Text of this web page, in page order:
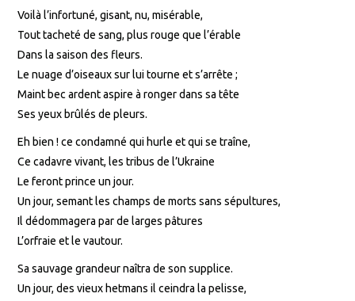
Voilà l’infortuné, gisant, nu, misérable,
Tout tacheté de sang, plus rouge que l’érable
Dans la saison des fleurs.
Le nuage d’oiseaux sur lui tourne et s’arrête ;
Maint bec ardent aspire à ronger dans sa tête
Ses yeux brûlés de pleurs.
Eh bien ! ce condamné qui hurle et qui se traîne,
Ce cadavre vivant, les tribus de l’Ukraine
Le feront prince un jour.
Un jour, semant les champs de morts sans sépultures,
Il dédommagera par de larges pâtures
L’orfraie et le vautour.
Sa sauvage grandeur naîtra de son supplice.
Un jour, des vieux hetmans il ceindra la pelisse,